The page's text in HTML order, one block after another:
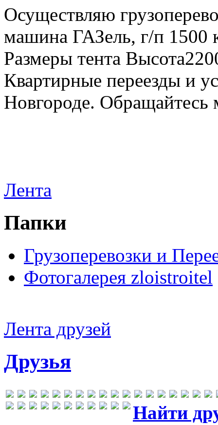
Осуществляю
машина ГАЗель, г/п 1500
Размеры тента
Квартирные переезды и
Новгороде.
Лента
Папки
Грузоперевозки и
Фотогалерея zloistroitel
Лента друзей
Друзья
Найти